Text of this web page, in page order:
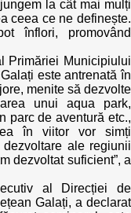
la cât mai mulți
ceea ce ne definește.
înflori, promovând
Primăriei Municipiului
este antrenată în
menite să dezvolte
unui aqua park,
parc de aventură etc.,
în viitor vor simți
dezvoltare ale regiunii
dezvoltat suficient”, a
al Direcției de
Galați, a declarat